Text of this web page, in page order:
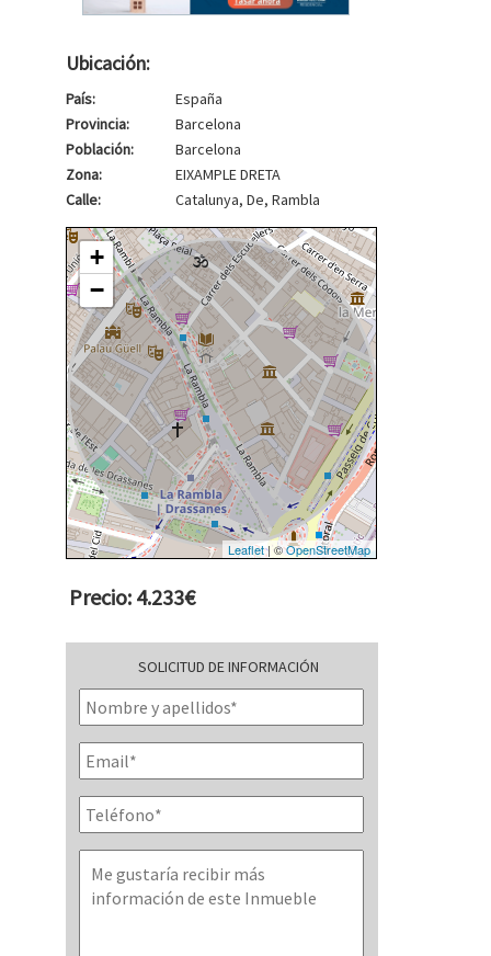
Ubicación:
País:
España
Provincia:
Barcelona
Población:
Barcelona
Zona:
EIXAMPLE DRETA
Calle:
Catalunya, De, Rambla
+
−
Leaflet| ©OpenStreetMap
Precio: 4.233€
SOLICITUD DE INFORMACIÓN